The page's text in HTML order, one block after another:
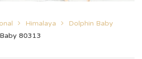
Himalaya
Dolphin Baby
80313